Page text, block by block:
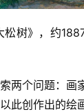
松树》，约
两个问题：画
此创作出的绘